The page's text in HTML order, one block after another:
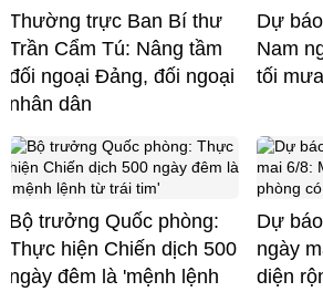
Thường trực Ban Bí thư
Trần Cẩm Tú: Nâng tầm
đối ngoại Đảng, đối ngoại
nhân dân
Dự
Nam
tối
Bộ trưởng Quốc phòng:
Thực hiện Chiến dịch 500
ngày đêm là 'mệnh lệnh
Dự
ngày
diện